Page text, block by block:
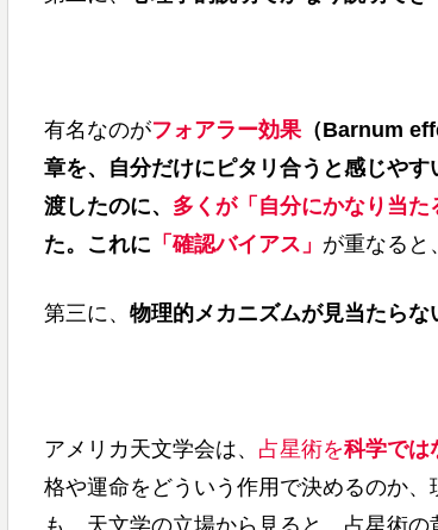
有名なのがフォアラー効果（Barnum
章を、自分だけにピタリ合うと感じや
渡したのに、 多くが「自分にかなり当た
た。これに 「確認バイアス」 が重なると
第三に、 物理的メカニズムが見当たらな
アメリカ天文学会は、 占星術を科学では
格や運命をどういう作用で決めるのか
も、天文学の立場から見ると、占星術